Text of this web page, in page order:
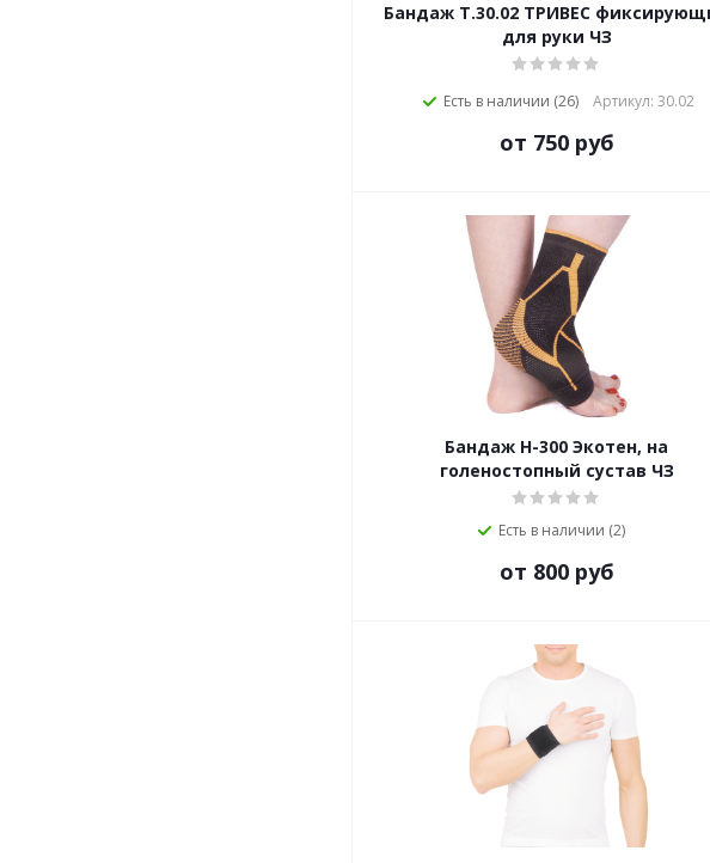
Бандаж Т.30.02 ТРИВЕС
для руки ЧЗ
Есть в наличии (26) Артикул: 30.02
от 750 руб
Бандаж Н-300 Экотен, на
голеностопный сустав ЧЗ
Есть в наличии (2)
от 800 руб